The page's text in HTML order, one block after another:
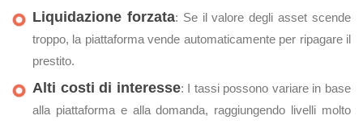
Liquidazione forzata: Se il valore degli asset scende
troppo, la piattaforma vende automaticamente per ripagare il
prestito.
Alti costi di interesse: I tassi possono variare in base
alla piattaforma e alla domanda, raggiungendo livelli molto